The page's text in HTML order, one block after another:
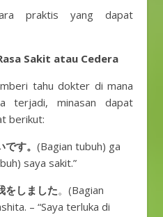
praktis yang dapat
Sakit atau Cedera
tahu dokter di mana
terjadi, minasan dapat
berikut:
す。 (Bagian tubuh) ga
saya sakit.”
しました。(Bagian
– “Saya terluka di